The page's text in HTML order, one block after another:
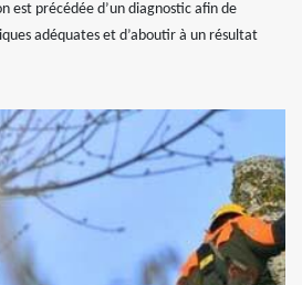
est précédée d’un diagnostic afin de
adéquates et d’aboutir à un résultat